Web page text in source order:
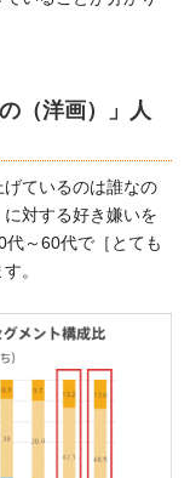
（洋画）」人
ているのは誰なの
対する好き嫌いを
～60代で［とても
。